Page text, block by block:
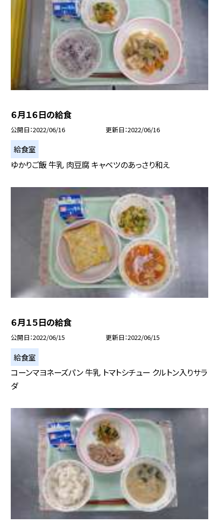
６月１６日の給食
公開日 2022/06/16 更新日 2022/06/16
給食室
ゆかりご飯 牛乳 肉豆腐 キャベツのあっさり和え
６月１５日の給食
公開日 2022/06/15 更新日 2022/06/15
給食室
コーンマヨネーズパン 牛乳 トマトシチュー クルトン入りサラ
ダ